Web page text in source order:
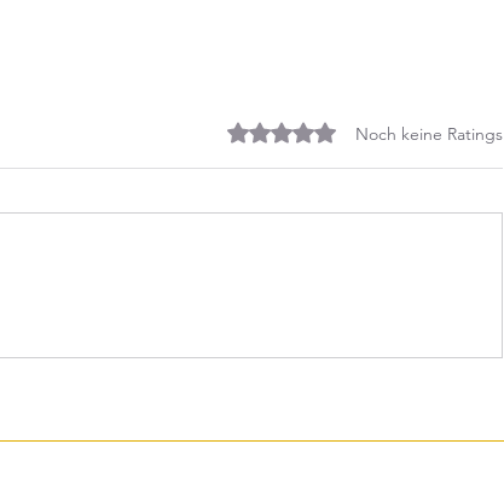
Mit 0 von 5 Sternen bewertet.
Noch keine Ratings